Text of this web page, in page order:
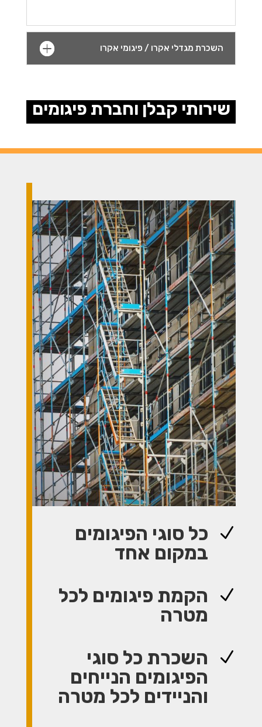
השכרת מגדלי אקרו / פיגומי אקרו
שירותי קבלן וחברת פיגומים
N
כל סוגי הפיגומים
במקום אחד
N
הקמת פיגומים לכל
מטרה
N
השכרת כל סוגי
הפיגומים הנייחים
והניידים לכל מטרה